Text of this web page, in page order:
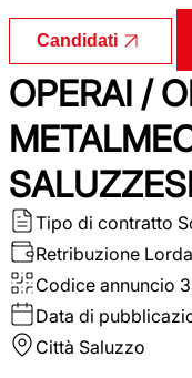
Candidati
OPERAI /
Tipo di contratto
Retribuzione Lorda
Codice annuncio
Data di
Città Saluzzo